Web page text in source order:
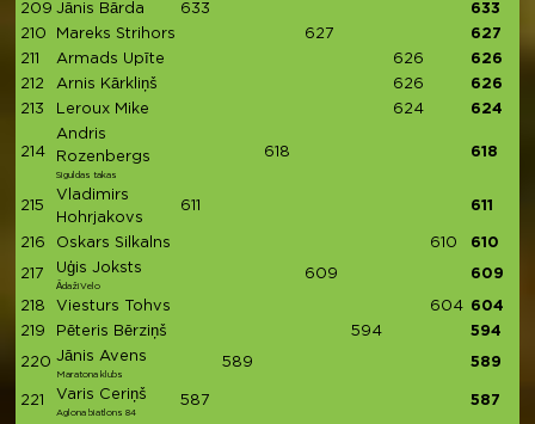
209 Jānis Bārda 633
633
210
Mareks Strihors 627
627
211
Armads Upīte 626
626
212
Arnis Kārkliņš 626
626
213
Leroux Mike 624 624
214
Andris
Rozenbergs
Siguldas takas
618 618
215
Vladimirs
Hohrjakovs
611 611
216 Oskars Silkalns 610 610
217 Uģis Joksts
ĀdažiVelo
609 609
218 Viesturs Tohvs 604
604
219
Pēteris Bērziņš 594 594
220 Jānis Avens
Maratona klubs
589 589
221 Varis Ceriņš
Aglona biatlons 84
587 587